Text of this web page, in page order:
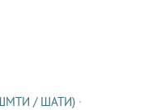
/ ШАТИ) ·